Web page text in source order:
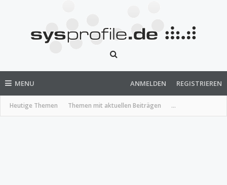
MENU
Heutige Themen Themen mit aktuellen Beiträgen ...
ANMELDEN REGISTRIEREN